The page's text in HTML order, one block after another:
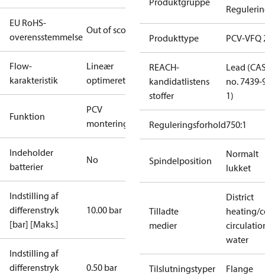
EU RoHS-
overensstemmelse
Out of scope
Flow-
karakteristik
Lineær
optimeret
Funktion
PCV
monteringssæt
Indeholder
batterier
No
Indstilling af
differenstryk
[bar] [Maks.]
10.00 bar
Indstilling af
differenstryk
0.50 bar
Produkttype PCV-VFQ
REACH-
kandidatlistens
stoffer
Lead
no. 7439-
1)
Reguleringsforhold750:1
Spindelposition
Normalt
lukket
Tilladte
medier
District
heating/
water
Tilslutningstyper Flange